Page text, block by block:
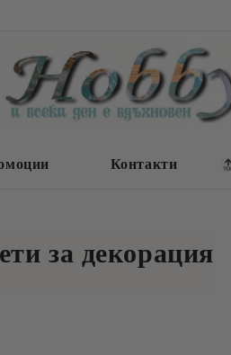
Контакти
за декорация